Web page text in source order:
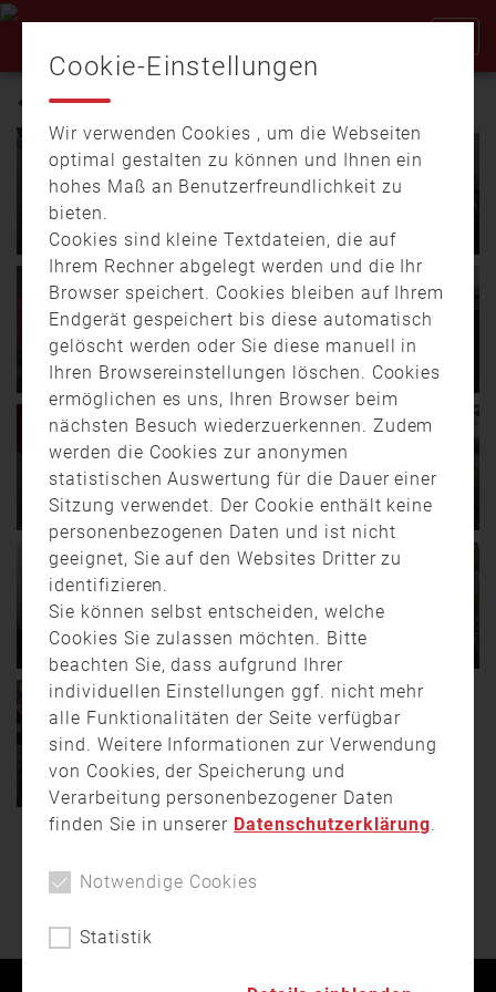
GRÜNDUNGSJUBILÄUM
15.10.16:45
02:30
Patenbitten Feuerwehr
Weilach-Sattelberg
Am Wochenende des
24.-26. Juli 2026 feiert die
Freiwillige Feuerwehr …
10.09.16:00
Teisendorfer Feuerwehr
Teisendorf ist die mit
Abstand größte
Flächengemeinde im
Berchtesgadener Land …
23.01.16:49
00:39
Tatütata der Bus ist da:
Jubiläumsbus für 150 Jahre
Berufsfeuerwehr fährt durch
Nürnberg
Am Mittwoch haben die
Nürnberger
Verkehrsbetriebe ihren
Feuerwehrbus offiziell …
23.10. 17:38
04:07
Feuerwehr Schauling auf
den Knien – Mission
Patenbitten erfolgreich
abgeschlossen
Tja, dass ein Patenbitten
kein Zuckerschlecken ist,
…
21.10.19:49
04:07
Feuerwehr Schauling auf
den Knien – Mission
Patenbitten erfolgreich
abgeschlossen (Schaufling)
Tja, dass ein Patenbitten
für den bittenden Verein
kein Zuckerschlecken ist,
27.06. 14:14
03:05
FireFit Championships
Die Freiwillige Feuerwehr
diesem Jahr ihr 150-
jähriges …
13.06.00:00
02:12
150 Jahre Freiwillige
Feuerwehr Mehring
Seit 1874 steht die
Freiwillige Feuerwehr
Mehring im Landkreis
03.06. 00:00
Die Feuerwehr Willing feiert
150 Jahre
Die Feuerwehr Willing
feiert ihr 150-jähriges
Jubiläum, ein Meilenstein,
09.04. 14:58
00:37
150 jähriges Jubiläum der
Freiwilligen Feuerwehr
Schwandorf feiert im
August ihr 150 …
Cookie-Einstellungen
Wir verwenden Cookies , um die Webseiten
optimal gestalten zu können und Ihnen ein
hohes Maß an Benutzerfreundlichkeit zu
bieten.
Cookies sind kleine Textdateien, die auf
Ihrem Rechner abgelegt werden und die Ihr
Browser speichert. Cookies bleiben auf Ihrem
Endgerät gespeichert bis diese automatisch
gelöscht werden oder Sie diese manuell in
Ihren Browsereinstellungen löschen. Cookies
ermöglichen es uns, Ihren Browser beim
nächsten Besuch wiederzuerkennen. Zudem
werden die Cookies zur anonymen
statistischen Auswertung für die Dauer einer
Sitzung verwendet. Der Cookie enthält keine
personenbezogenen Daten und ist nicht
geeignet, Sie auf den Websites Dritter zu
identifizieren.
Sie können selbst entscheiden, welche
Cookies Sie zulassen möchten. Bitte
beachten Sie, dass aufgrund Ihrer
individuellen Einstellungen ggf. nicht mehr
alle Funktionalitäten der Seite verfügbar
sind. Weitere Informationen zur Verwendung
von Cookies, der Speicherung und
Verarbeitung personenbezogener Daten
finden Sie in unserer Datenschutzerklärung.
Notwendige Cookies
Statistik